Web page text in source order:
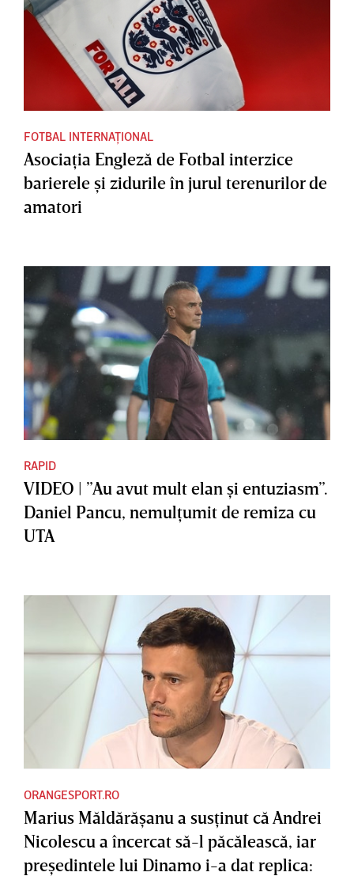
FOTBAL INTERNAȚIONAL
Asociaţia Engleză de Fotbal interzice
barierele şi zidurile în jurul terenurilor de
amatori
RAPID
VIDEO | ”Au avut mult elan şi entuziasm”.
Daniel Pancu, nemulţumit de remiza cu
UTA
ORANGESPORT.RO
Marius Măldărăşanu a susţinut că Andrei
Nicolescu a încercat să-l păcălească, iar
preşedintele lui Dinamo i-a dat replica: